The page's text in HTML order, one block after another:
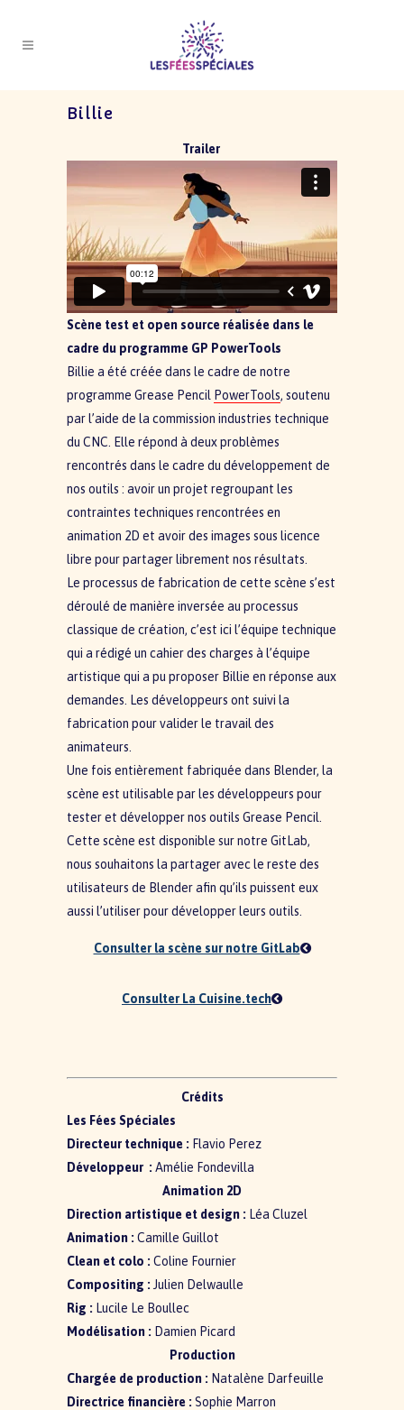
Billie
Trailer
Scène test et open source réalisée dans le
cadre du programme GP PowerTools
Billie a été créée dans le cadre de notre
programme Grease Pencil PowerTools, soutenu
par l’aide de la commission industries technique
du CNC. Elle répond à deux problèmes
rencontrés dans le cadre du développement de
nos outils : avoir un projet regroupant les
contraintes techniques rencontrées en
animation 2D et avoir des images sous licence
libre pour partager librement nos résultats.
Le processus de fabrication de cette scène s’est
déroulé de manière inversée au processus
classique de création, c’est ici l’équipe technique
qui a rédigé un cahier des charges à l’équipe
artistique qui a pu proposer Billie en réponse aux
demandes. Les développeurs ont suivi la
fabrication pour valider le travail des
animateurs.
Une fois entièrement fabriquée dans Blender, la
scène est utilisable par les développeurs pour
tester et développer nos outils Grease Pencil.
Cette scène est disponible sur notre GitLab,
nous souhaitons la partager avec le reste des
utilisateurs de Blender afin qu’ils puissent eux
aussi l’utiliser pour développer leurs outils.
Consulter la scène sur notre GitLab
Consulter La Cuisine.tech
Crédits
Les Fées Spéciales
Directeur technique : Flavio Perez
Développeur : Amélie Fondevilla
Animation 2D
Direction artistique et design : Léa Cluzel
Animation : Camille Guillot
Clean et colo : Coline Fournier
Compositing : Julien Delwaulle
Rig : Lucile Le Boullec
Modélisation : Damien Picard
Production
Chargée de production : Natalène Darfeuille
Directrice financière : Sophie Marron